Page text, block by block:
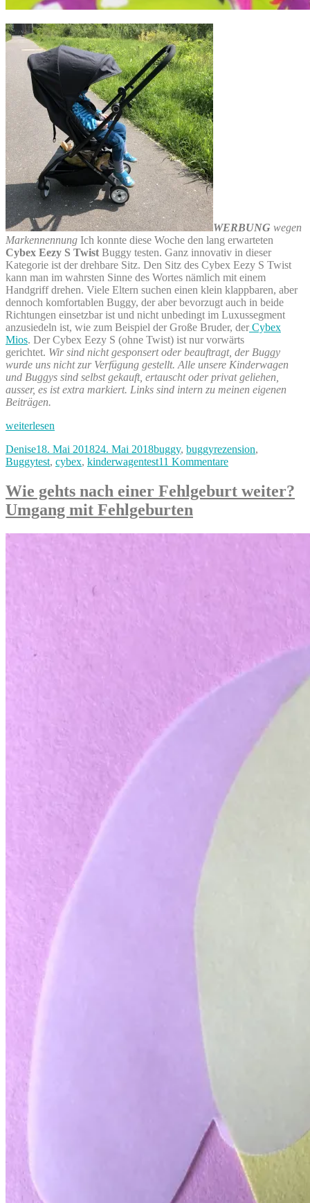
WERBUNG wegen
Markennennung Ich konnte diese Woche den lang erwarteten
Cybex Eezy S Twist Buggy testen. Ganz innovativ in dieser
Kategorie ist der drehbare Sitz. Den Sitz des Cybex Eezy S Twist
kann man im wahrsten Sinne des Wortes nämlich mit einem
Handgriff drehen. Viele Eltern suchen einen klein klappbaren, aber
dennoch komfortablen Buggy, der aber bevorzugt auch in beide
Richtungen einsetzbar ist und nicht unbedingt im Luxussegment
anzusiedeln ist, wie zum Beispiel der Große Bruder, derCybex
Mios. Der Cybex Eezy S (ohne Twist) ist nur vorwärts
gerichtet. Wir sind nicht gesponsert oder beauftragt, der Buggy
wurde uns nicht zur Verfügung gestellt. Alle unsere Kinderwagen
und Buggys sind selbst gekauft, ertauscht oder privat geliehen,
ausser, es ist extra markiert. Links sind intern zu meinen eigenen
Beiträgen.
„Cybex
S
Twist
–
Reisebuggy
mit
weiterlesen
Autor
DeniseVeröffentlicht
am
18. Mai 201824. Mai 2018Kategorien
buggy, buggyrezension,
Buggytest, cybex, kinderwagentest11 Kommentarezu
Eezy
S
–
Wie gehts nach einer Fehlgeburt weiter?
Umgang mit Fehlgeburten